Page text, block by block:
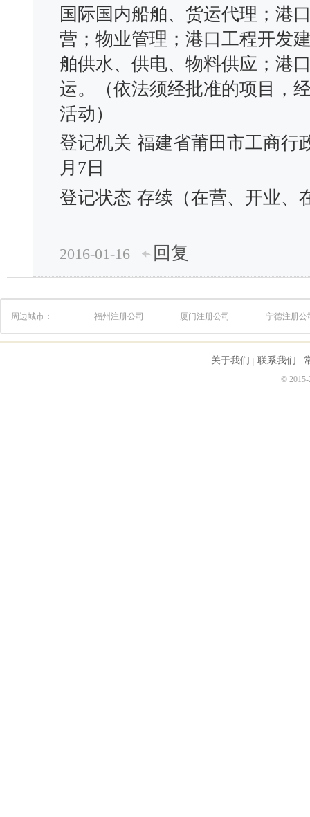
国际国内船舶、货运代理；港
营；物业管理；港口工程开发
舶供水、供电、物料供应；港
运。（依法须经批准的项目，
活动）
登记机关 福建省莆田市工商行
月7日
登记状态 存续（在营、开业、
2016-01-16 回复
周边城市： 福州注册公司 厦门注册公司 宁德注册公
关于我们 联系我们
© 2015-